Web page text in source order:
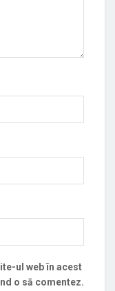
ul web în acest
o să comentez.